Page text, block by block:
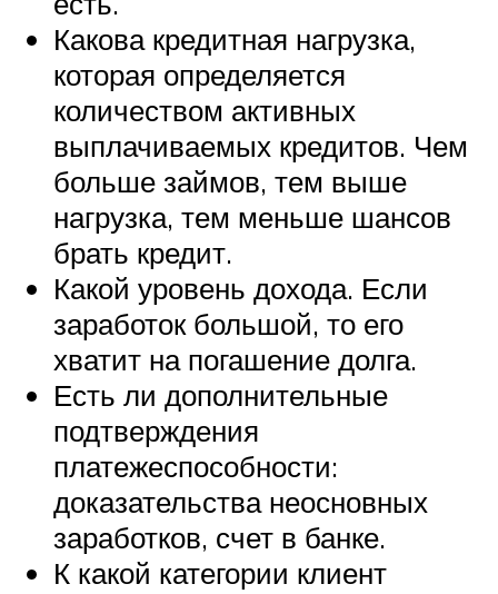
Какова кредитная нагрузка,
которая определяется
количеством активных
выплачиваемых кредитов. Чем
больше займов, тем выше
нагрузка, тем меньше шансов
брать кредит.
Какой уровень дохода. Если
заработок большой, то его
хватит на погашение долга.
Есть ли дополнительные
подтверждения
платежеспособности:
доказательства неосновных
заработков, счет в банке.
К какой категории клиент